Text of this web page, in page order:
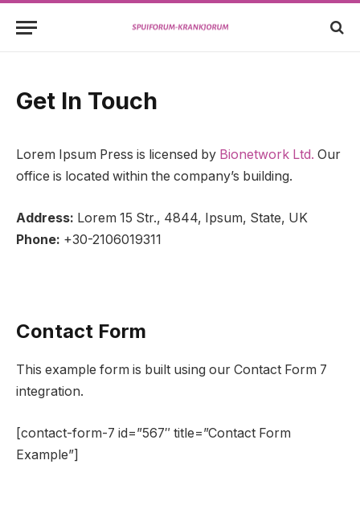
Get In Touch
Lorem Ipsum Press is licensed by Bionetwork Ltd. Our
office is located within the company’s building.
Address: Lorem 15 Str., 4844, Ipsum, State, UK
Phone: +30-2106019311
Contact Form
This example form is built using our Contact Form 7
integration.
[contact-form-7 id=”567″ title=”Contact Form
Example”]